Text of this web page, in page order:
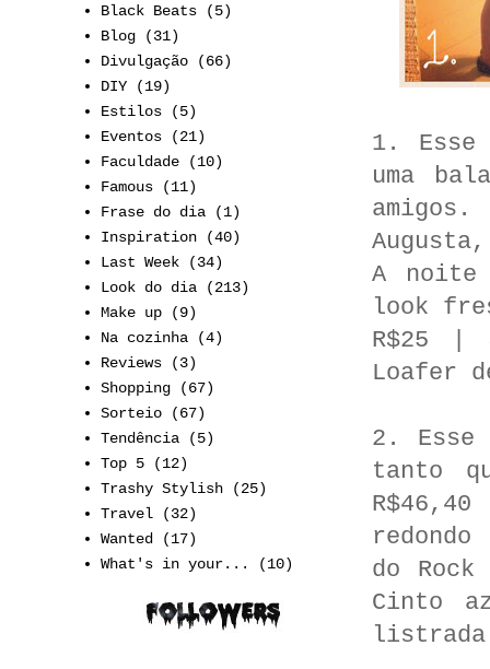
1.
uma
A noite
look
R$25 |
Loafer
2.
tanto
do
Cinto
listrada
Black Beats
(5)
Blog
(31)
Divulgação
(66)
DIY
(19)
Estilos
(5)
Eventos
(21)
Faculdade
(10)
Famous
(11)
Frase do dia
(1)
Inspiration
(40)
Last Week
(34)
Look do dia
(213)
Make up
(9)
Na cozinha
(4)
Reviews
(3)
Shopping
(67)
Sorteio
(67)
Tendência
(5)
Top 5
(12)
Trashy Stylish
(25)
Travel
(32)
Wanted
(17)
What's in your...
(10)